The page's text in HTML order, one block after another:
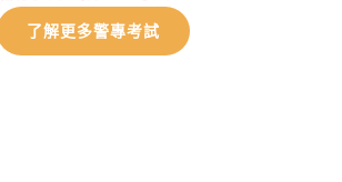
四等內軌警察介紹